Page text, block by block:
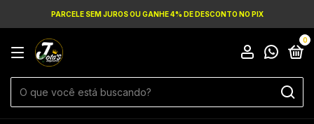
PARCELE SEM JUROS OU GANHE 4% DE DESCONTO NO PIX
0